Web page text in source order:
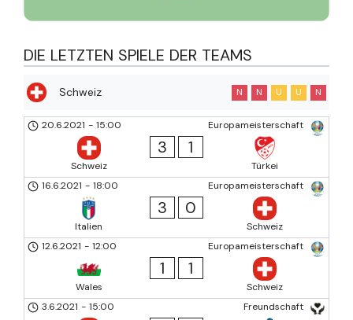
DIE LETZTEN SPIELE DER TEAMS
Schweiz N N U U N
Europameisterschaft
20.6.2021 - 15:00
Schweiz
3 1
Türkei
Europameisterschaft
16.6.2021 - 18:00
Italien
3 0
Schweiz
Europameisterschaft
12.6.2021 - 12:00
Wales
1 1
Schweiz
Freundschaft
3.6.2021 - 15:00